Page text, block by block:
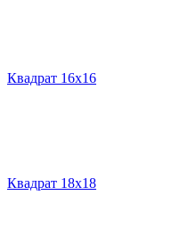
Квадрат 16х16
Квадрат 18х18